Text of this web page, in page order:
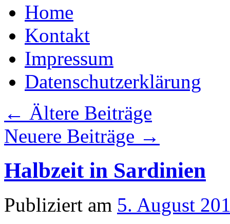
Inhalt
springenHome
Kontakt
Impressum
Datenschutzerklärung
← Ältere Beiträge
Neuere Beiträge →
Halbzeit in Sardinien
Publiziert am 5. August